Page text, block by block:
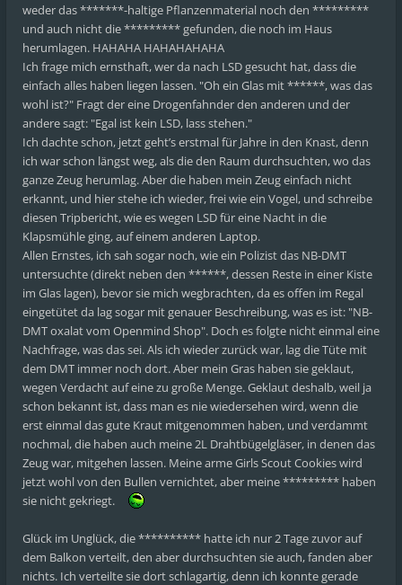
weder das *******-haltige Pflanzenmaterial noch den *********
und auch nicht die ********* gefunden, die noch im Haus
herumlagen. HAHAHA HAHAHAHAHA
Ich frage mich ernsthaft, wer da nach LSD gesucht hat, dass die
einfach alles haben liegen lassen. "Oh ein Glas mit ******, was das
wohl ist?" Fragt der eine Drogenfahnder den anderen und der
andere sagt: "Egal ist kein LSD, lass stehen."
Ich dachte schon, jetzt geht’s erstmal für Jahre in den Knast, denn
ich war schon längst weg, als die den Raum durchsuchten, wo das
ganze Zeug herumlag. Aber die haben mein Zeug einfach nicht
erkannt, und hier stehe ich wieder, frei wie ein Vogel, und schreibe
diesen Tripbericht, wie es wegen LSD für eine Nacht in die
Klapsmühle ging, auf einem anderen Laptop.
Allen Ernstes, ich sah sogar noch, wie ein Polizist das NB-DMT
untersuchte (direkt neben den ******, dessen Reste in einer Kiste
im Glas lagen), bevor sie mich wegbrachten, da es offen im Regal
eingetütet da lag sogar mit genauer Beschreibung, was es ist: "NB-
DMT oxalat vom Openmind Shop". Doch es folgte nicht einmal eine
Nachfrage, was das sei. Als ich wieder zurück war, lag die Tüte mit
dem DMT immer noch dort. Aber mein Gras haben sie geklaut,
wegen Verdacht auf eine zu große Menge. Geklaut deshalb, weil ja
schon bekannt ist, dass man es nie wiedersehen wird, wenn die
erst einmal das gute Kraut mitgenommen haben, und verdammt
nochmal, die haben auch meine 2L Drahtbügelgläser, in denen das
Zeug war, mitgehen lassen. Meine arme Girls Scout Cookies wird
jetzt wohl von den Bullen vernichtet, aber meine ********* haben
sie nicht gekriegt.
Glück im Unglück, die ********** hatte ich nur 2 Tage zuvor auf
dem Balkon verteilt, den aber durchsuchten sie auch, fanden aber
nichts. Ich verteilte sie dort schlagartig, denn ich konnte gerade